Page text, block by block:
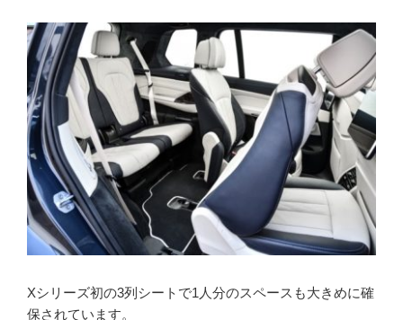
Xシリーズ初の3列シートで1人分のスペースも大きめに確
保されています。